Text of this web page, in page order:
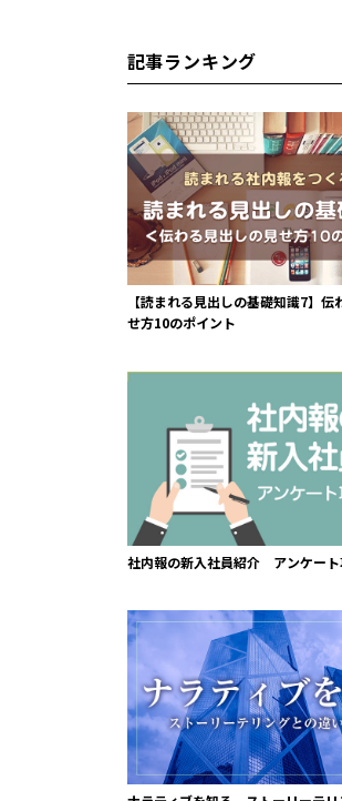
記事ランキング
【読まれる見出しの基礎知識7】伝
せ方10のポイント
社内報の新入社員紹介 アンケー